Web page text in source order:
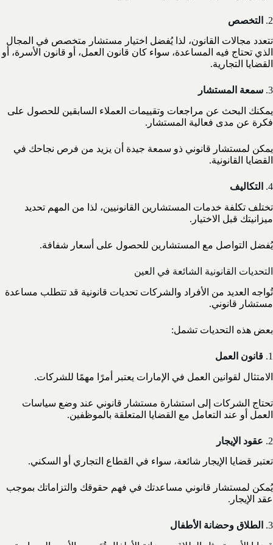
2.
التخصص
تتعدد مجالات القانون، لذا يُفضل اختيار مستشار متخصص في المجال
الذي تحتاج فيه المساعدة، سواء كان قانون العمل، أو قانون الأسرة، أو
القضايا التجارية.
3. سمعة المستشار
يمكنك البحث عن مراجعات وتقييمات العملاء السابقين للحصول على
فكرة عن مدى فعالية المستشار.
يمكن لمستشار قانوني ذو سمعة جيدة أن يزيد من فرص نجاحك في
القضايا القانونية.
4.
التكاليف
تختلف تكلفة خدمات المستشارين القانونيين، لذا من المهم تحديد
ميزانيتك قبل الاختيار.
يُفضل التواصل مع المستشارين للحصول على أسعار شفافة.
التحديات القانونية الشائعة في العين
تُواجه العديد من الأفراد والشركات تحديات قانونية قد تتطلب مساعدة
مستشار قانوني.
بعض هذه التحديات تشمل:
1. قانون العمل
الامتثال لقوانين العمل في الإمارات يعتبر أمرًا مهمًا للشركات.
تحتاج الشركات إلى استشارة مستشار قانوني عند وضع سياسات
العمل أو عند التعامل مع القضايا المتعلقة بالموظفين.
2. عقود الإيجار
تعتبر قضايا الإيجار شائعة، سواء في القطاع التجاري أو السكني.
يُمكن لمستشار قانوني مساعدتك في فهم حقوقك والتزاماتك بموجب
عقد الإيجار.
3.
الطلاق وحضانة الأطفال